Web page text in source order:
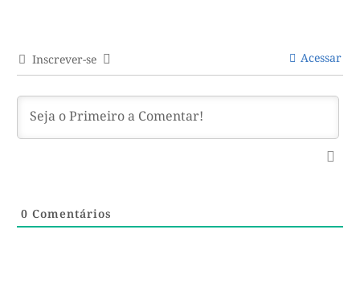
Inscrever-se Acessar
0 Comentários